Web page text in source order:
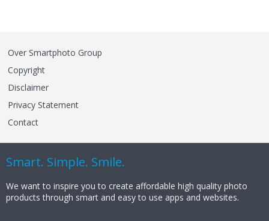
Over Smartphoto Group
Copyright
Disclaimer
Privacy Statement
Contact
Smart. Simple. Smile.
We want to inspire you to create affordable high quality photo
products through smart and easy to use apps and websites.